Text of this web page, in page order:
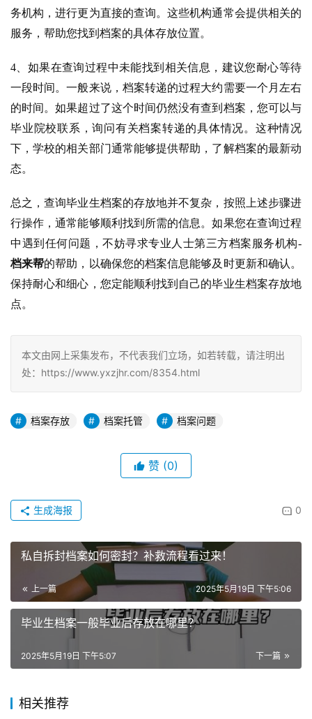
务机构，进行更为直接的查询。这些机构通常会提供相关的
服务，帮助您找到档案的具体存放位置。
4、如果在查询过程中未能找到相关信息，建议您耐心等待
一段时间。一般来说，档案转递的过程大约需要一个月左右
的时间。如果超过了这个时间仍然没有查到档案，您可以与
毕业院校联系，询问有关档案转递的具体情况。这种情况
下，学校的相关部门通常能够提供帮助，了解档案的最新动
态。
总之，查询毕业生档案的存放地并不复杂，按照上述步骤进
行操作，通常能够顺利找到所需的信息。如果您在查询过程
中遇到任何问题，不妨寻求专业人士第三方档案服务机构-
档来帮的帮助，以确保您的档案信息能够及时更新和确认。
保持耐心和细心，您定能顺利找到自己的毕业生档案存放地
点。
本文由网上采集发布，不代表我们立场，如若转载，请注明出
处：https://www.yxzjhr.com/8354.html
档案存放 档案托管 档案问题
赞 (0)
0
生成海报
私自拆封档案如何密封？补救流程看过来！
上一篇 2025年5月19日 下午5:06
毕业生档案一般毕业后存放在哪里？
下一篇
2025年5月19日 下午5:07
相关推荐